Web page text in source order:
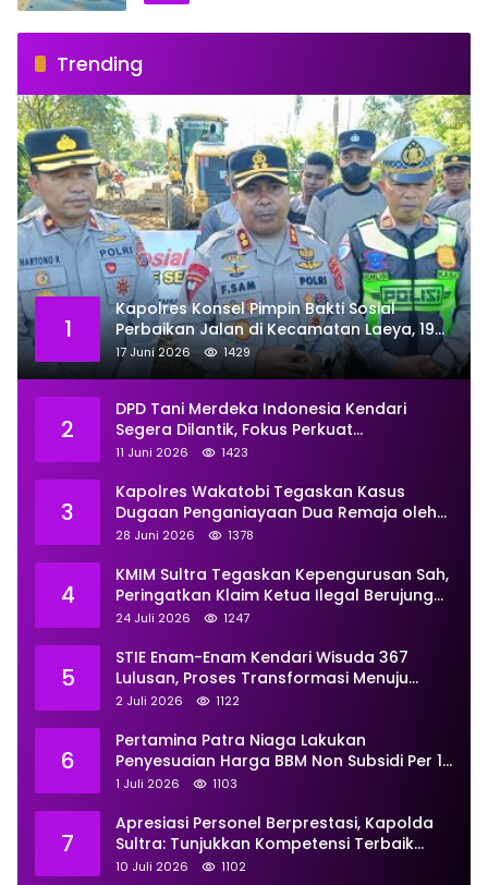
Trending
1
Kapolres Konsel Pimpin Bakti Sosial
Perbaikan Jalan di Kecamatan Laeya, 19
Titik Rusak Siap Ditambal
17 Juni 2026 1429
2
DPD Tani Merdeka Indonesia Kendari
Segera Dilantik, Fokus Perkuat
Pemberdayaan
11 Juni 2026 1423
3
Kapolres Wakatobi Tegaskan Kasus
Dugaan Penganiayaan Dua Remaja oleh
Dua Anggota Ditangani Secara
28 Juni 2026 1378
4
KMIM Sultra Tegaskan Kepengurusan Sah,
Peringatkan Klaim Ketua Ilegal Berujung
Proses Hukum
24 Juli 2026 1247
5
STIE Enam-Enam Kendari Wisuda 367
Lulusan, Proses Transformasi Menuju
Universitas Resmi Diterima
2 Juli 2026 1122
6
Pertamina Patra Niaga Lakukan
Penyesuaian Harga BBM Non Subsidi Per 1
Juli 2026, Berikut Rinciannya
1 Juli 2026 1103
7
Apresiasi Personel Berprestasi, Kapolda
Sultra: Tunjukkan Kompetensi Terbaik
untuk Masyarakat
10 Juli 2026 1102